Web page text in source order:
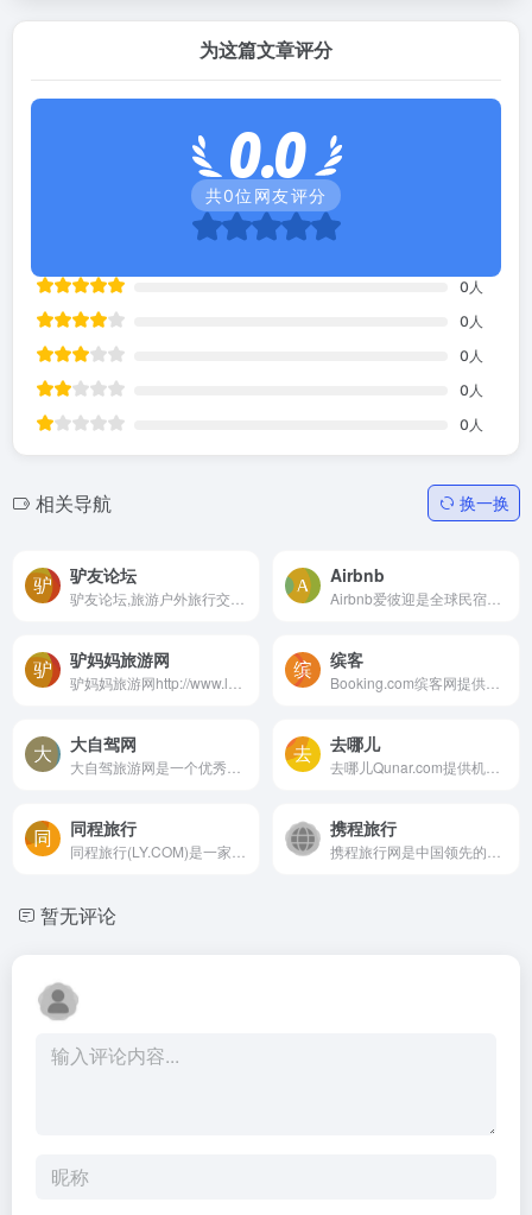
为这篇文章评分
0.0
共0位网友评分
0 人
0 人
0 人
0 人
0 人
相关导航 换一换
驴友论坛 Airbnb
驴妈妈旅游网 缤客
大自驾网 去哪儿
同程旅行 携程旅行
暂无评论